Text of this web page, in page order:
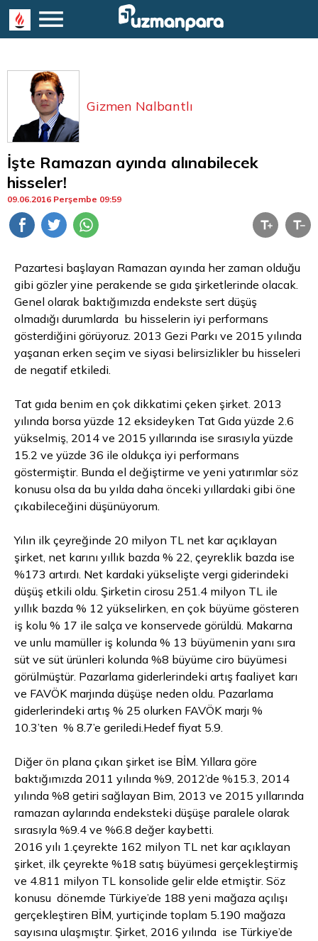
Gizmen Nalbantlı
İşte Ramazan ayında alınabilecek
hisseler!
09.06.2016 Perşembe 09:59
Pazartesi başlayan Ramazan ayında her zaman olduğu
gibi gözler yine perakende se gıda şirketlerinde olacak.
Genel olarak baktığımızda endekste sert düşüş
olmadığı durumlarda bu hisselerin iyi performans
gösterdiğini görüyoruz. 2013 Gezi Parkı ve 2015 yılında
yaşanan erken seçim ve siyasi belirsizlikler bu hisseleri
de negatif etkiledi.
Tat gıda benim en çok dikkatimi çeken şirket. 2013
yılında borsa yüzde 12 eksideyken Tat Gıda yüzde 2.6
yükselmiş, 2014 ve 2015 yıllarında ise sırasıyla yüzde
15.2 ve yüzde 36 ile oldukça iyi performans
göstermiştir. Bunda el değiştirme ve yeni yatırımlar söz
konusu olsa da bu yılda daha önceki yıllardaki gibi öne
çıkabileceğini düşünüyorum.
Yılın ilk çeyreğinde 20 milyon TL net kar açıklayan
şirket, net karını yıllık bazda % 22, çeyreklik bazda ise
%173 artırdı. Net kardaki yükselişte vergi giderindeki
düşüş etkili oldu. Şirketin cirosu 251.4 milyon TL ile
yıllık bazda % 12 yükselirken, en çok büyüme gösteren
iş kolu % 17 ile salça ve konservede görüldü. Makarna
ve unlu mamüller iş kolunda % 13 büyümenin yanı sıra
süt ve süt ürünleri kolunda %8 büyüme ciro büyümesi
görülmüştür. Pazarlama giderlerindeki artış faaliyet karı
ve FAVÖK marjında düşüşe neden oldu. Pazarlama
giderlerindeki artış % 25 olurken FAVÖK marjı %
10.3’ten % 8.7’e geriledi.Hedef fiyat 5.9.
Diğer ön plana çıkan şirket ise BİM. Yıllara göre
baktığımızda 2011 yılında %9, 2012’de %15.3, 2014
yılında %8 getiri sağlayan Bim, 2013 ve 2015 yıllarında
ramazan aylarında endeksteki düşüşe paralele olarak
sırasıyla %9.4 ve %6.8 değer kaybetti.
2016 yılı 1.çeyrekte 162 milyon TL net kar açıklayan
şirket, ilk çeyrekte %18 satış büyümesi gerçekleştirmiş
ve 4.811 milyon TL konsolide gelir elde etmiştir. Söz
konusu dönemde Türkiye’de 188 yeni mağaza açılışı
gerçekleştiren BİM, yurtiçinde toplam 5.190 mağaza
sayısına ulaşmıştır. Şirket, 2016 yılında ise Türkiye’de